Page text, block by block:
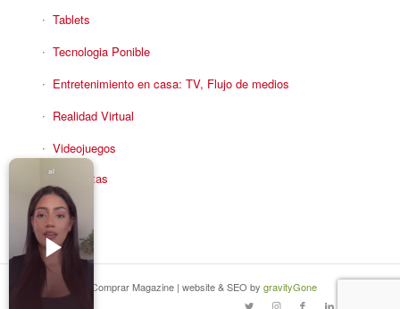
Tablets
Tecnologia Ponible
Entretenimiento en casa: TV, Flujo de medios
Realidad Virtual
Videojuegos
Reciba Ofertas
© Copyright - Comprar Magazine | website & SEO by gravityGone